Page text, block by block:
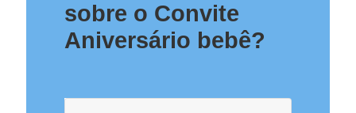
sobre o Convite
Aniversário bebê?